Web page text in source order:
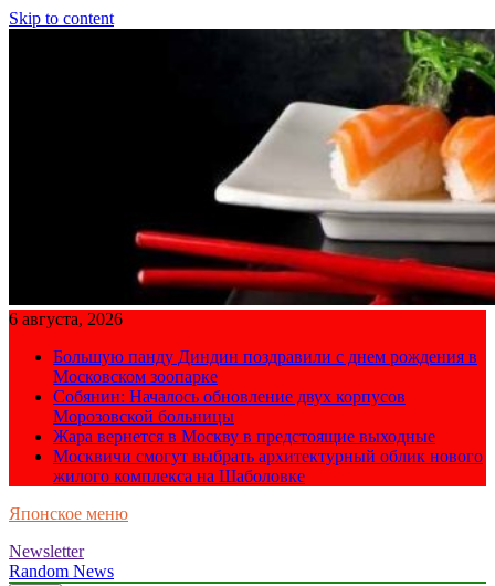
Skip to content
6 августа, 2026
Большую панду Диндин поздравили с днем рождения в
Московском зоопарке
Собянин: Началось обновление двух корпусов
Морозовской больницы
Жара вернется в Москву в предстоящие выходные
Москвичи смогут выбрать архитектурный облик нового
жилого комплекса на Шаболовке
Японское меню
Newsletter
Random News